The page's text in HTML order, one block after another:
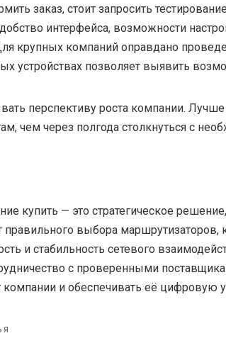
заказ, стоит запросить
интерфейса, возможности
крупных компаний оправдано
устройствах позволяет выявить
перспективу роста компании.
чем через полгода столкнуться с
купить — это стратегическое
правильного выбора маршрутизаторов,
и стабильность сетевого
с проверенными
и обеспечивать её цифровую